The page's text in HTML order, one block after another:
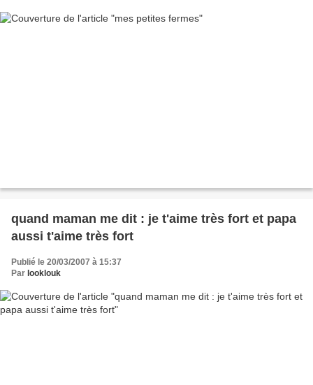
quand maman me dit : je t'aime très fort et papa
aussi t'aime très fort
Publié le 20/03/2007 à 15:37
Par looklouk